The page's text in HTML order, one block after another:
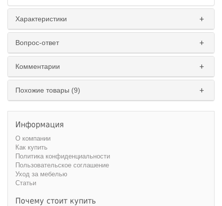
Характеристики
Вопрос-ответ
Комментарии
Похожие товары (9)
Информация
О компании
Как купить
Политика конфиденциальности
Пользовательское соглашение
Уход за мебелью
Статьи
Почему стоит купить